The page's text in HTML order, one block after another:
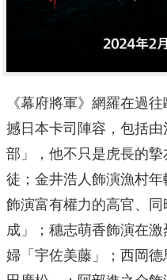
《幕府將軍》網羅在過
撼日本卡司陣容，包括
部」，他不只是虎長的
徒；金井浩人飾演漁村
飾演富有權力的高官、
成」；穗志萌香飾演在
婦「宇佐美藤」；西岡